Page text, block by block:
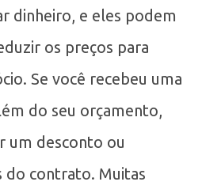
dinheiro, e eles podem
os preços para
Se você recebeu uma
do seu orçamento,
um desconto ou
do contrato. Muitas